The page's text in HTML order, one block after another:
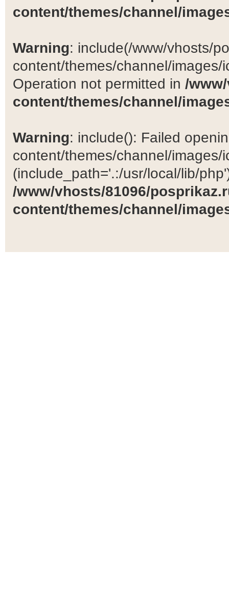
content/themes/channel/
Warning: include(/www/vhosts/
content/themes/channel/
Operation not permitted in /
content/themes/channel/
Warning: include(): Failed
content/themes/channel/images/
(include_path='.:/usr/local/lib/
/www/vhosts/81096/
content/themes/channel/